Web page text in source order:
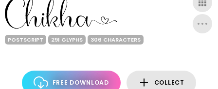
POSTSCRIPT 291 GLYPHS 306 CHARACTERS
FREE DOWNLOAD COLLECT